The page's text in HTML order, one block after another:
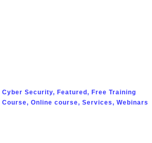
Cyber Security, Featured, Free Training
Course, Online course, Services, Webinars